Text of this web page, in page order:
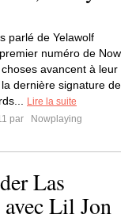
parlé de Yelawolf
numéro de Now
avancent à leur
dernière signature de
Lire la suite
par
Nowplaying
Las
Lil Jon